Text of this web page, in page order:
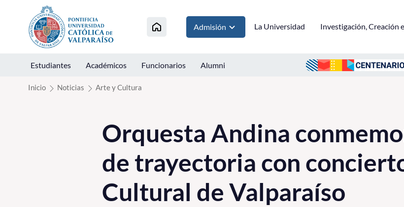
Click acá para ir directamente al contenido
Admisión La Universidad Investigación, Creación
Estudiantes Académicos Funcionarios Alumni
Inicio Noticias Arte y Cultura
Orquesta Andina
de trayectoria con
Cultural de Valparaíso